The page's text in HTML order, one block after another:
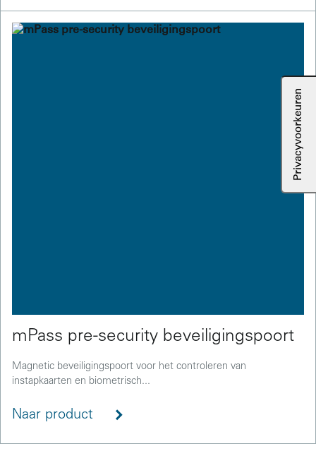
mPass pre-security beveiligingspoort
Magnetic beveiligingspoort voor het controleren van
instapkaarten en biometrisch...
Naar product